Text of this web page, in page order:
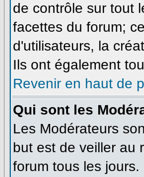
de contrôle sur tout
facettes du forum;
d'utilisateurs, la
Ils ont également
Revenir en haut de
Qui sont les
Les Modérateurs
but est de veiller au
forum tous les